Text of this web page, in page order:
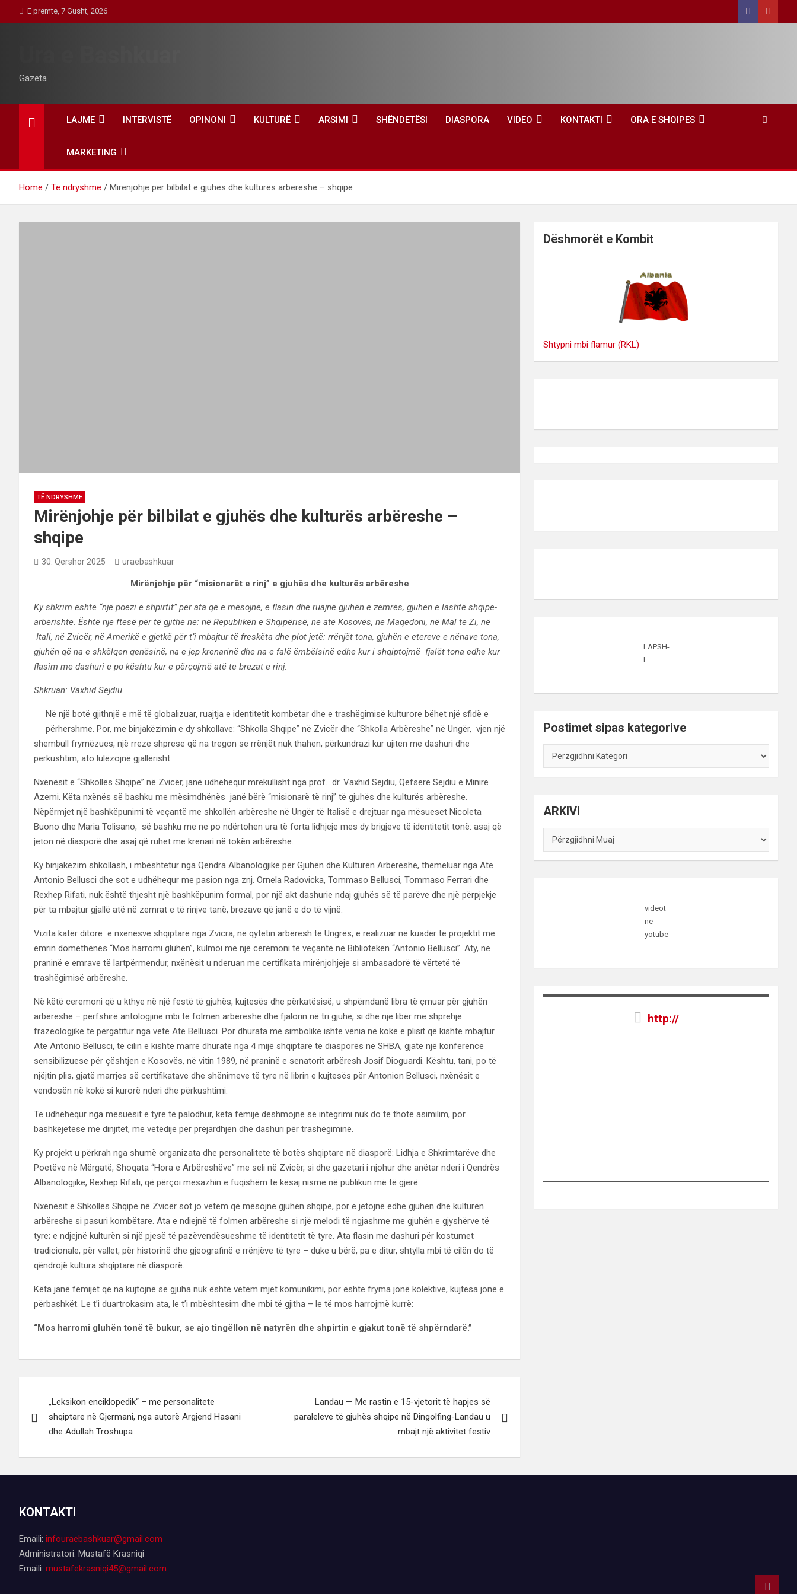
to
E premte, 7 Gusht, 2026
Gazeta
LAJME INTERVISTË OPINONI KULTURË ARSIMI SHËNDETËSI DIASPORA VIDEO KONTAKTI ORA E SHQIPES
MARKETING
Home Të ndryshme Mirënjohje për bilbilat e gjuhës dhe kulturës arbëreshe – shqipe
TË NDRYSHME
Mirënjohje për bilbilat e gjuhës dhe kulturës arbëreshe –
shqipe
30. Qershor 2025 uraebashkuar
Mirënjohje për “misionarët e rinj” e gjuhës dhe kulturës arbëreshe
Ky shkrim është “një poezi e shpirtit” për ata që e mësojnë, e flasin dhe ruajnë gjuhën e zemrës, gjuhën e lashtë shqipe-
arbërishte. Është një ftesë për të gjithë ne: në Republikën e Shqipërisë, në atë Kosovës, në Maqedoni, në Mal të Zi, në
Itali, në Zvicër, në Amerikë e gjetkë për t’i mbajtur të freskëta dhe plot jetë: rrënjët tona, gjuhën e etereve e nënave tona,
gjuhën që na e shkëlqen qenësinë, na e jep krenarinë dhe na e falë ëmbëlsinë edhe kur i shqiptojmë fjalët tona edhe kur
flasim me dashuri e po kështu kur e përçojmë atë te brezat e rinj.
Shkruan: Vaxhid Sejdiu
Në një botë gjithnjë e më të globalizuar, ruajtja e identitetit kombëtar dhe e trashëgimisë kulturore bëhet një sfidë e
përhershme. Por, me binjakëzimin e dy shkollave: “Shkolla Shqipe” në Zvicër dhe “Shkolla Arbëreshe” në Ungër, vjen një
shembull frymëzues, një rreze shprese që na tregon se rrënjët nuk thahen, përkundrazi kur ujiten me dashuri dhe
përkushtim, ato lulëzojnë gjallërisht.
Nxënësit e “Shkollës Shqipe” në Zvicër, janë udhëhequr mrekullisht nga prof. dr. Vaxhid Sejdiu, Qefsere Sejdiu e Minire
Azemi. Këta nxënës së bashku me mësimdhënës janë bërë “misionarë të rinj” të gjuhës dhe kulturës arbëreshe.
Nëpërmjet një bashkëpunimi të veçantë me shkollën arbëreshe në Ungër të Italisë e drejtuar nga mësueset Nicoleta
Buono dhe Maria Tolisano, së bashku me ne po ndërtohen ura të forta lidhjeje mes dy brigjeve të identitetit tonë: asaj që
jeton në diasporë dhe asaj që ruhet me krenari në tokën arbëreshe.
Ky binjakëzim shkollash, i mbështetur nga Qendra Albanologjike për Gjuhën dhe Kulturën Arbëreshe, themeluar nga Atë
Antonio Bellusci dhe sot e udhëhequr me pasion nga znj. Ornela Radovicka, Tommaso Bellusci, Tommaso Ferrari dhe
Rexhep Rifati, nuk është thjesht një bashkëpunim formal, por një akt dashurie ndaj gjuhës së të parëve dhe një përpjekje
për ta mbajtur gjallë atë në zemrat e të rinjve tanë, brezave që janë e do të vijnë.
Vizita katër ditore e nxënësve shqiptarë nga Zvicra, në qytetin arbëresh të Ungrës, e realizuar në kuadër të projektit me
emrin domethënës “Mos harromi gluhën”, kulmoi me një ceremoni të veçantë në Bibliotekën “Antonio Bellusci”. Aty, në
praninë e emrave të lartpërmendur, nxënësit u nderuan me certifikata mirënjohjeje si ambasadorë të vërtetë të
trashëgimisë arbëreshe.
Në këtë ceremoni që u kthye në një festë të gjuhës, kujtesës dhe përkatësisë, u shpërndanë libra të çmuar për gjuhën
arbëreshe – përfshirë antologjinë mbi të folmen arbëreshe dhe fjalorin në tri gjuhë, si dhe një libër me shprehje
frazeologjike të përgatitur nga vetë Atë Bellusci. Por dhurata më simbolike ishte vënia në kokë e plisit që kishte mbajtur
Atë Antonio Bellusci, të cilin e kishte marrë dhuratë nga 4 mijë shqiptarë të diasporës në SHBA, gjatë një konference
sensibilizuese për çështjen e Kosovës, në vitin 1989, në praninë e senatorit arbëresh Josif Dioguardi. Kështu, tani, po të
njëjtin plis, gjatë marrjes së certifikatave dhe shënimeve të tyre në librin e kujtesës për Antonion Bellusci, nxënësit e
vendosën në kokë si kurorë nderi dhe përkushtimi.
Të udhëhequr nga mësuesit e tyre të palodhur, këta fëmijë dëshmojnë se integrimi nuk do të thotë asimilim, por
bashkëjetesë me dinjitet, me vetëdije për prejardhjen dhe dashuri për trashëgiminë.
Ky projekt u përkrah nga shumë organizata dhe personalitete të botës shqiptare në diasporë: Lidhja e Shkrimtarëve dhe
Poetëve në Mërgatë, Shoqata “Hora e Arbëreshëve” me seli në Zvicër, si dhe gazetari i njohur dhe anëtar nderi i Qendrës
Albanologjike, Rexhep Rifati, që përçoi mesazhin e fuqishëm të kësaj nisme në publikun më të gjerë.
Nxënësit e Shkollës Shqipe në Zvicër sot jo vetëm që mësojnë gjuhën shqipe, por e jetojnë edhe gjuhën dhe kulturën
arbëreshe si pasuri kombëtare. Ata e ndiejnë të folmen arbëreshe si një melodi të ngjashme me gjuhën e gjyshërve të
tyre; e ndjejnë kulturën si një pjesë të pazëvendësueshme të identitetit të tyre. Ata flasin me dashuri për kostumet
tradicionale, për vallet, për historinë dhe gjeografinë e rrënjëve të tyre – duke u bërë, pa e ditur, shtylla mbi të cilën do të
qëndrojë kultura shqiptare në diasporë.
Këta janë fëmijët që na kujtojnë se gjuha nuk është vetëm mjet komunikimi, por është fryma jonë kolektive, kujtesa jonë e
përbashkët. Le t’i duartrokasim ata, le t’i mbështesim dhe mbi të gjitha – le të mos harrojmë kurrë:
“Mos harromi gluhën tonë të bukur, se ajo tingëllon në natyrën dhe shpirtin e gjakut tonë të shpërndarë.”
te
postimet
„Leksikon enciklopedik“ – me personalitete
shqiptare në Gjermani, nga autorë Argjend Hasani
dhe Adullah Troshupa
Landau — Me rastin e 15-vjetorit të hapjes së
paraleleve të gjuhës shqipe në Dingolfing-Landau u
mbajt një aktivitet festiv
Dëshmorët e Kombit
Shtypni mbi flamur (RKL)
LAPSH-
I
Postimet sipas kategorive
Postimet
sipas
kategorive
ARKIVI
ARKIVI
videot
në
yotube
http://
KONTAKTI
Emaili: infouraebashkuar@gmail.com
Administratori: Mustafë Krasniqi
Emaili: mustafekrasniqi45@gmail.com